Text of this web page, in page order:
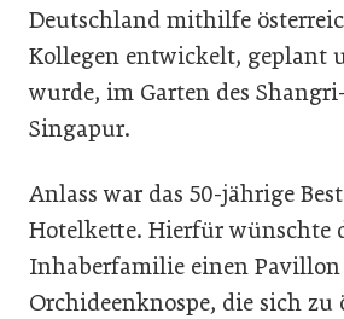
Deutschland mithilfe
Kollegen entwickelt, geplant
wurde, im Garten des
Singapur.
Anlass war das 50-jährige
Hotelkette. Hierfür wünschte
Inhaberfamilie einen
Orchideenknospe, die sich